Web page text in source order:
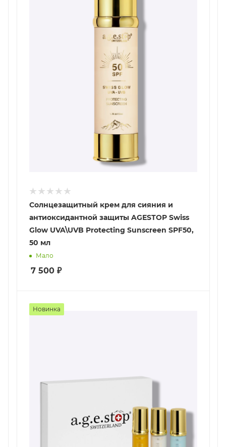
Солнцезащитный крем для сияния и
антиоксидантной защиты AGESTOP Swiss
Glow UVA\UVB Protecting Sunscreen SPF50,
50 мл
Мало
7 500 ₽
Новинка